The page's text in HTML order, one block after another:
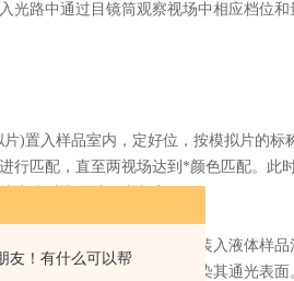
友！有什么可以帮
路中通过目镜筒观察视场中相应档位和
入样品室内，定好位，按模拟片的标
行匹配，直至两视场达到*颜色匹配。此
为准对比色计作出判定。
准油样，也可将标准油样装入液体样品
处理整个测量过程中不得污染其通光表面